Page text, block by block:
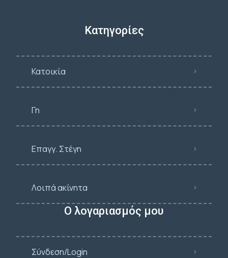
Κατηγορίες
Κατοικία
Γη
Επαγγ. Στέγη
Λοιπά ακίνητα
Ο λογαριασμός μου
Σύνδεση/Login